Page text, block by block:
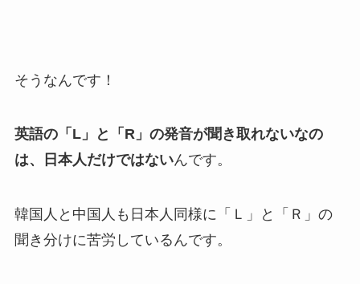
そうなんです！
英語の「L」と「R」の発音が聞き取れないなの
は、日本人だけではないんです。
韓国人と中国人も日本人同様に「Ｌ」と「Ｒ」の
聞き分けに苦労しているんです。